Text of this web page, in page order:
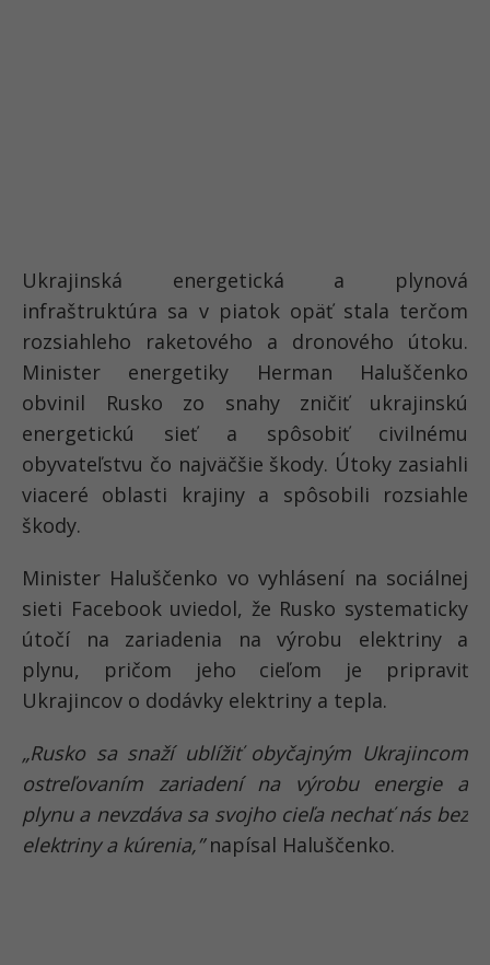
Ukrajinská energetická a plynová
infraštruktúra sa v piatok opäť stala terčom
rozsiahleho raketového a dronového útoku.
Minister energetiky Herman Haluščenko
obvinil Rusko zo snahy zničiť ukrajinskú
energetickú sieť a spôsobiť civilnému
obyvateľstvu čo najväčšie škody. Útoky zasiahli
viaceré oblasti krajiny a spôsobili rozsiahle
škody.
Minister Haluščenko vo vyhlásení na sociálnej
sieti Facebook uviedol, že Rusko systematicky
útočí na zariadenia na výrobu elektriny a
plynu, pričom jeho cieľom je pripraviť
Ukrajincov o dodávky elektriny a tepla.
„Rusko sa snaží ublížiť obyčajným Ukrajincom
ostreľovaním zariadení na výrobu energie a
plynu a nevzdáva sa svojho cieľa nechať nás bez
elektriny a kúrenia,”napísal Haluščenko.